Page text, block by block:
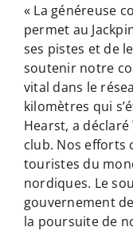
« La généreuse
permet au
ses pistes et de
soutenir notre
vital dans le
kilomètres qui
Hearst, a
club. Nos efforts
touristes du
nordiques. Le
gouvernement
la poursuite de